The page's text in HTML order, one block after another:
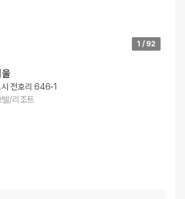
1 / 92
시 전호리 646-1
텔/리조트